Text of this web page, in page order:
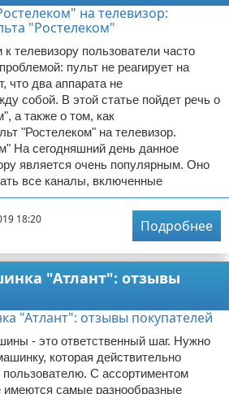
к телевизору пользователи часто
пульт не реагирует на
что два аппарата не
собой. В этой статье пойдет речь о
а также о том, как
"Ростелеком" на телевизор.
На сегодняшний день данное
является очень популярным. Оно
все каналы, включенные
18:20
Подробнее
"Атлант": отзывы
- это ответственный шаг. Нужно
которая действительно
пользователю. С ассортиментом
имеются самые разнообразные